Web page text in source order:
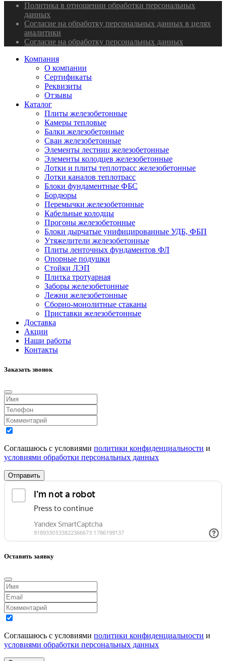
Политика в отношении обработки персональных
данных
Согласие на обработку персональных данных в целях
аналитики
Согласие на обработку персональных данных
Компания
О компании
Сертификаты
Реквизиты
Отзывы
Каталог
Плиты железобетонные
Камеры тепловые
Балки железобетонные
Сваи железобетонные
Элементы лестниц железобетонные
Элементы колодцев железобетонные
Лотки и плиты теплотрасс железобетонные
Лотки каналов теплотрасс
Блоки фундаментные ФБС
Бордюры
Перемычки железобетонные
Кабельные колодцы
Прогоны железобетонные
Блоки дырчатые унифицированные УДБ, ФБП
Утяжелители железобетонные
Плиты ленточных фундаментов ФЛ
Опорные подушки
Стойки ЛЭП
Плитка тротуарная
Заборы железобетонные
Лежни железобетонные
Сборно-монолитные стаканы
Приставки железобетонные
Доставка
Акции
Наши работы
Контакты
Заказать звонок
Соглашаюсь с условиями политики конфиденциальности и
условиями обработки персональных данных
Отправить
Оставить заявку
Соглашаюсь с условиями политики конфиденциальности и
условиями обработки персональных данных